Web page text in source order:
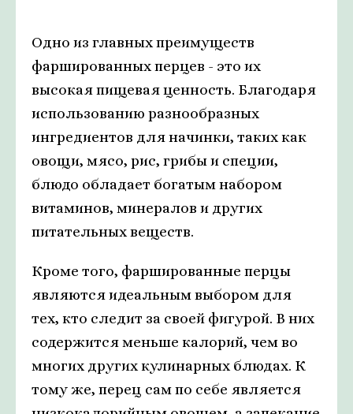
Одно из главных преимуществ
фаршированных перцев - это их
высокая пищевая ценность. Благодаря
использованию разнообразных
ингредиентов для начинки, таких как
овощи, мясо, рис, грибы и специи,
блюдо обладает богатым набором
витаминов, минералов и других
питательных веществ.
Кроме того, фаршированные перцы
являются идеальным выбором для
тех, кто следит за своей фигурой. В них
содержится меньше калорий, чем во
многих других кулинарных блюдах. К
тому же, перец сам по себе является